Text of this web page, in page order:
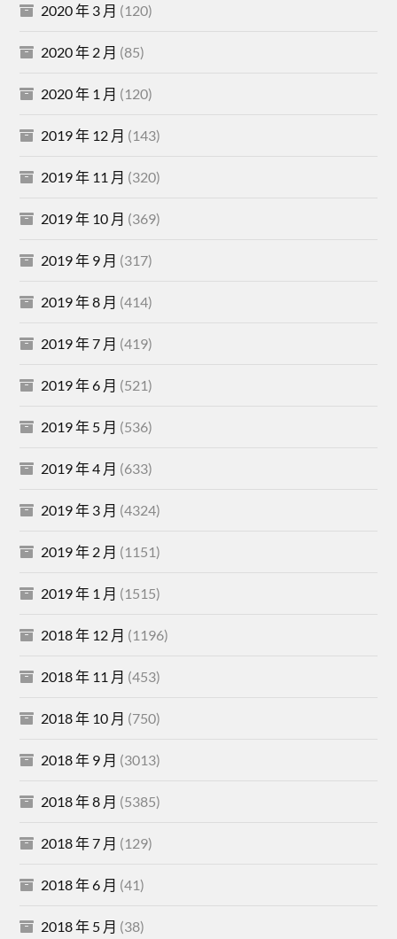
2020 年 3 月 (120)
2020 年 2 月 (85)
2020 年 1 月 (120)
2019 年 12 月 (143)
2019 年 11 月 (320)
2019 年 10 月 (369)
2019 年 9 月 (317)
2019 年 8 月 (414)
2019 年 7 月 (419)
2019 年 6 月 (521)
2019 年 5 月 (536)
2019 年 4 月 (633)
2019 年 3 月 (4324)
2019 年 2 月 (1151)
2019 年 1 月 (1515)
2018 年 12 月 (1196)
2018 年 11 月 (453)
2018 年 10 月 (750)
2018 年 9 月 (3013)
2018 年 8 月 (5385)
2018 年 7 月 (129)
2018 年 6 月 (41)
2018 年 5 月 (38)